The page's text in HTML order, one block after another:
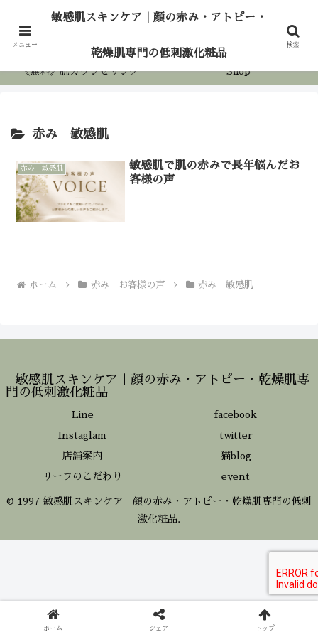
肌専門の低刺激化粧品
《無料》肌カウンセリング Shop
赤み 敏感肌
赤み 敏感肌
敏感肌で肌の赤みで長年悩んだお
客様の声
ホーム 赤み お客様の声 赤み 敏感肌
敏感肌スキンケア｜顔の赤み・アトピー・乾燥肌専
門の低刺激化粧品
Line facebook
Instaglam twitter
店舗案内 猫blog
リーフのこだわり event
© 1997 敏感肌スキンケア｜顔の赤み・アトピー・乾燥肌専門の低刺
激化粧品.
メニュー
敏感肌スキンケア｜顔の赤み・アトピー・
乾燥肌専門の低刺激化粧品
検索
ホーム シェア トップ